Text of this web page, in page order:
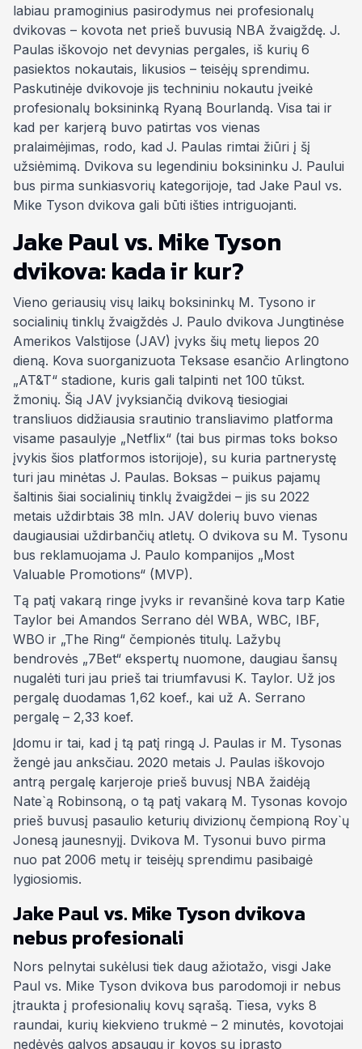
labiau pramoginius pasirodymus nei profesionalų
dvikovas – kovota net prieš buvusią NBA žvaigždę. J.
Paulas iškovojo net devynias pergales, iš kurių 6
pasiektos nokautais, likusios – teisėjų sprendimu.
Paskutinėje dvikovoje jis techniniu nokautu įveikė
profesionalų boksininką Ryaną Bourlandą. Visa tai ir
kad per karjerą buvo patirtas vos vienas
pralaimėjimas, rodo, kad J. Paulas rimtai žiūri į šį
užsiėmimą. Dvikova su legendiniu boksininku J. Paului
bus pirma sunkiasvorių kategorijoje, tad Jake Paul vs.
Mike Tyson dvikova gali būti išties intriguojanti.
Jake Paul vs. Mike Tyson
dvikova: kada ir kur?
Vieno geriausių visų laikų boksininkų M. Tysono ir
socialinių tinklų žvaigždės J. Paulo dvikova Jungtinėse
Amerikos Valstijose (JAV) įvyks šių metų liepos 20
dieną. Kova suorganizuota Teksase esančio Arlingtono
„AT&T“ stadione, kuris gali talpinti net 100 tūkst.
žmonių. Šią JAV įvyksiančią dvikovą tiesiogiai
transliuos didžiausia srautinio transliavimo platforma
visame pasaulyje „Netflix“ (tai bus pirmas toks bokso
įvykis šios platformos istorijoje), su kuria partnerystę
turi jau minėtas J. Paulas. Boksas – puikus pajamų
šaltinis šiai socialinių tinklų žvaigždei – jis su 2022
metais uždirbtais 38 mln. JAV dolerių buvo vienas
daugiausiai uždirbančių atletų. O dvikova su M. Tysonu
bus reklamuojama J. Paulo kompanijos „Most
Valuable Promotions“ (MVP).
Tą patį vakarą ringe įvyks ir revanšinė kova tarp Katie
Taylor bei Amandos Serrano dėl WBA, WBC, IBF,
WBO ir „The Ring“ čempionės titulų. Lažybų
bendrovės „7Bet“ ekspertų nuomone, daugiau šansų
nugalėti turi jau prieš tai triumfavusi K. Taylor. Už jos
pergalę duodamas 1,62 koef., kai už A. Serrano
pergalę – 2,33 koef.
Įdomu ir tai, kad į tą patį ringą J. Paulas ir M. Tysonas
žengė jau anksčiau. 2020 metais J. Paulas iškovojo
antrą pergalę karjeroje prieš buvusį NBA žaidėją
Nate`ą Robinsoną, o tą patį vakarą M. Tysonas kovojo
prieš buvusį pasaulio keturių divizionų čempioną Roy`ų
Jonesą jaunesnyjį. Dvikova M. Tysonui buvo pirma
nuo pat 2006 metų ir teisėjų sprendimu pasibaigė
lygiosiomis.
Jake Paul vs. Mike Tyson dvikova
nebus profesionali
Nors pelnytai sukėlusi tiek daug ažiotažo, visgi Jake
Paul vs. Mike Tyson dvikova bus parodomoji ir nebus
įtraukta į profesionalių kovų sąrašą. Tiesa, vyks 8
raundai, kurių kiekvieno trukmė – 2 minutės, kovotojai
nedėvės galvos apsaugų ir kovos su įprasto